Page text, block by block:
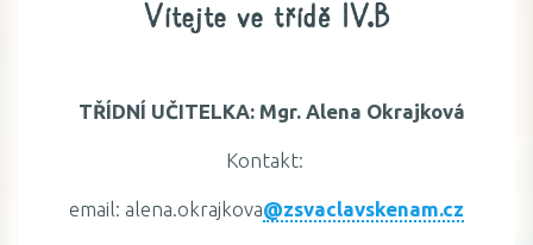
Vítejte ve třídě IV.B
TŘÍDNÍ UČITELKA: Mgr. Alena Okrajková
Kontakt:
email: alena.okrajkova@zsvaclavskenam.cz